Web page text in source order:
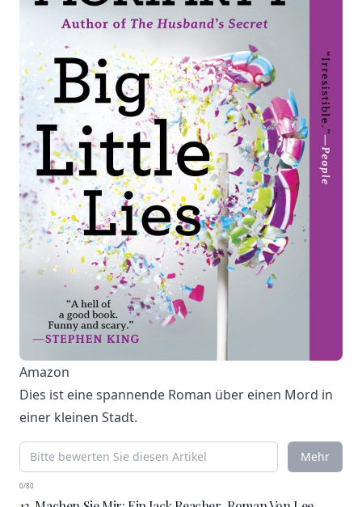
Amazon
Dies ist eine spannende Roman über einen Mord in
einer kleinen Stadt.
Mehr
0/80